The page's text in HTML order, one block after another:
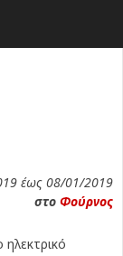
έως 08/01/2019
στο Φούρνος